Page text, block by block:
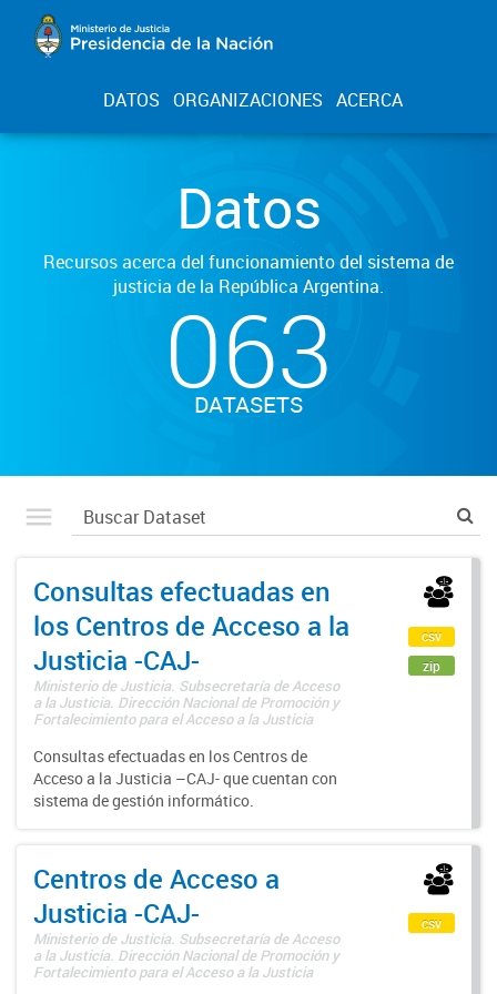
DATOS ORGANIZACIONES ACERCA
Datos
Recursos acerca del funcionamiento del sistema de
justicia de la República Argentina.
063
DATASETS
Consultas efectuadas en
los Centros de Acceso a la
Justicia -CAJ-
Ministerio de Justicia. Subsecretaría de Acceso
a la Justicia. Dirección Nacional de Promoción y
Fortalecimiento para el Acceso a la Justicia
Consultas efectuadas en los Centros de
Acceso a la Justicia –CAJ- que cuentan con
sistema de gestión informático.
csv
zip
Centros de Acceso a
Justicia -CAJ-
Ministerio de Justicia. Subsecretaría de Acceso
a la Justicia. Dirección Nacional de Promoción y
Fortalecimiento para el Acceso a la Justicia
csv